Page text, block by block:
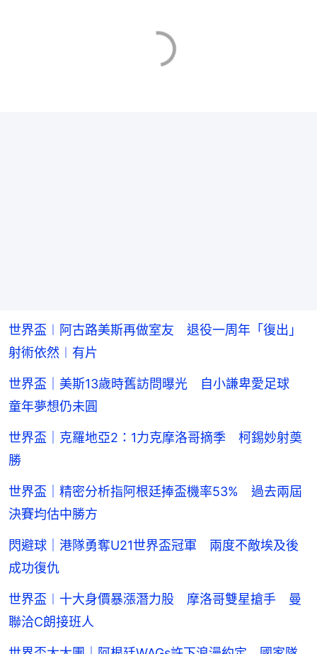
世界盃︱阿古路美斯再做室友 退役一周年「復出」
射術依然︱有片
世界盃｜美斯13歲時舊訪問曝光 自小謙卑愛足球
童年夢想仍未圓
世界盃｜克羅地亞2：1力克摩洛哥摘季 柯錫妙射奠
勝
世界盃｜精密分析指阿根廷捧盃機率53% 過去兩屆
決賽均估中勝方
閃避球｜港隊勇奪U21世界盃冠軍 兩度不敵埃及後
成功復仇
世界盃︱十大身價暴漲潛力股 摩洛哥雙星搶手 曼
聯洽C朗接班人